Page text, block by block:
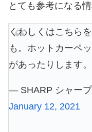
とても参考になる情
くわしくはこちら
も。ホットカーペ
があったりします。
— SHARP シャー
January 12, 2021